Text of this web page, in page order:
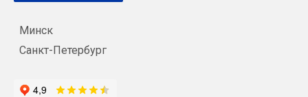
Минск
Санкт-Петербург